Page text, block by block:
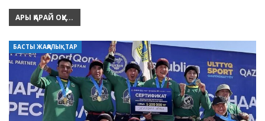
АРЫ ҚАРАЙ ОҚУ...
БАСТЫ ЖАҢАЛЫҚТАР